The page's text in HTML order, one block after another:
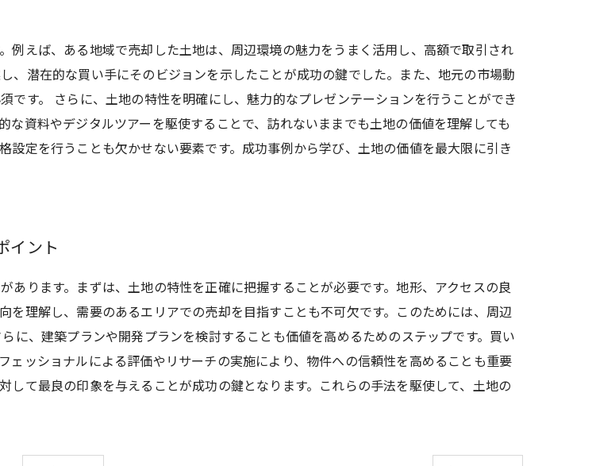
例えば、ある地域で売却した土地は、周辺環境の魅力をうまく活用し、高額で取引され
、潜在的な買い手にそのビジョンを示したことが成功の鍵でした。また、地元の市場動
です。 さらに、土地の特性を明確にし、魅力的なプレゼンテーションを行うことができ
資料やデジタルツアーを駆使することで、訪れないままでも土地の価値を理解しても
設定を行うことも欠かせない要素です。成功事例から学び、土地の価値を最大限に引き
イント
ります。まずは、土地の特性を正確に把握することが必要です。地形、アクセスの良
を理解し、需要のあるエリアでの売却を目指すことも不可欠です。このためには、周辺
に、建築プランや開発プランを検討することも価値を高めるためのステップです。買い
ェッショナルによる評価やリサーチの実施により、物件への信頼性を高めることも重要
て最良の印象を与えることが成功の鍵となります。これらの手法を駆使して、土地の